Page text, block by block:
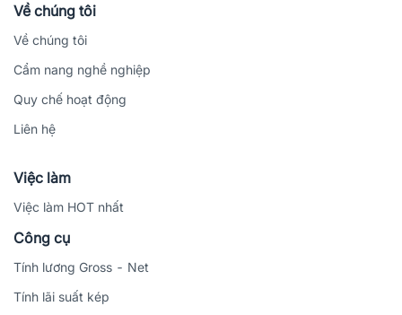
Về chúng tôi
Về chúng tôi
Cẩm nang nghề nghiệp
Quy chế hoạt động
Liên hệ
Việc làm
Việc làm HOT nhất
Công cụ
Tính lương Gross - Net
Tính lãi suất kép